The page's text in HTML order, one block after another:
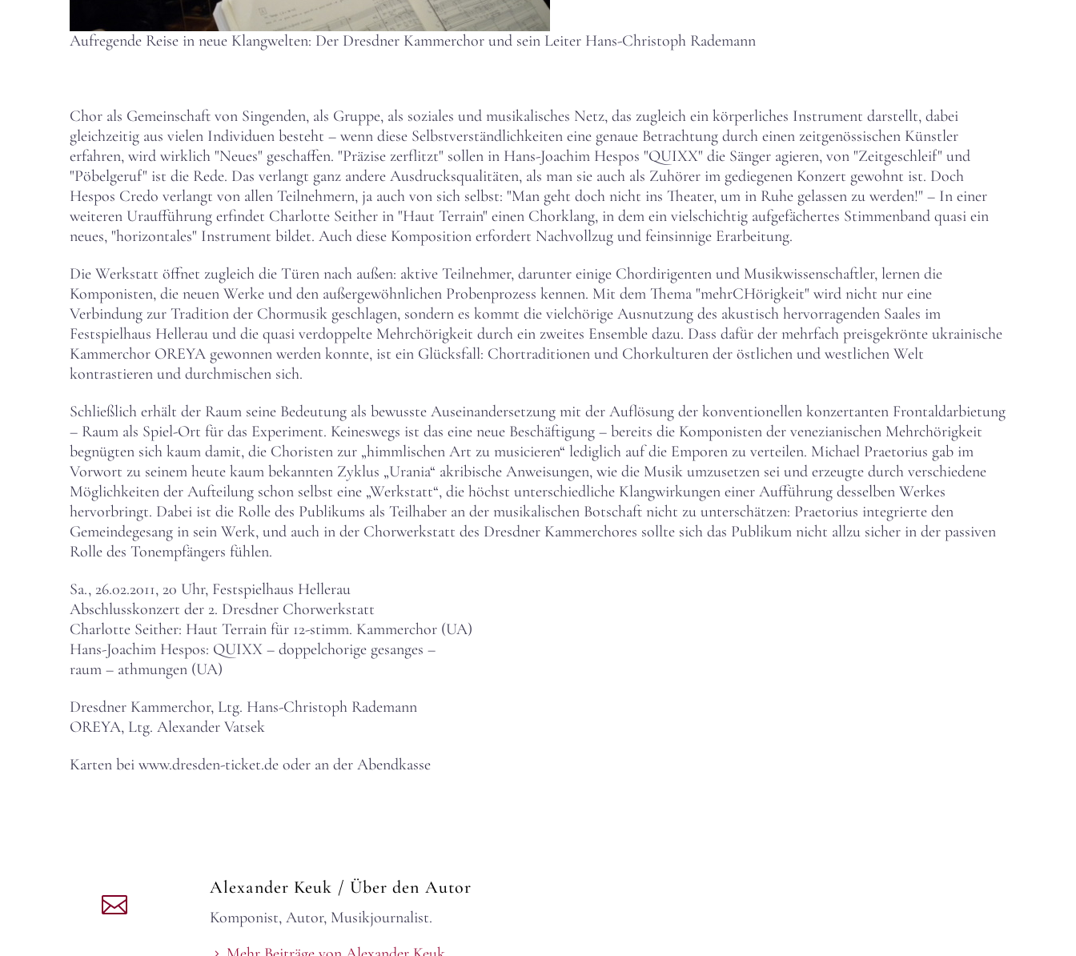
Aufregende Reise in neue Klangwelten: Der Dresdner Kammerchor und sein Leiter Hans-Christoph Rademann
Chor als Gemeinschaft von Singenden, als Gruppe, als soziales und musikalisches Netz, das zugleich ein körperliches Instrument darstellt, dabei
gleichzeitig aus vielen Individuen besteht – wenn diese Selbstverständlichkeiten eine genaue Betrachtung durch einen zeitgenössischen Künstler
erfahren, wird wirklich "Neues" geschaffen. "Präzise zerflitzt" sollen in Hans-Joachim Hespos "QUIXX" die Sänger agieren, von "Zeitgeschleif" und
"Pöbelgeruf" ist die Rede. Das verlangt ganz andere Ausdrucksqualitäten, als man sie auch als Zuhörer im gediegenen Konzert gewohnt ist. Doch
Hespos Credo verlangt von allen Teilnehmern, ja auch von sich selbst: "Man geht doch nicht ins Theater, um in Ruhe gelassen zu werden!" – In einer
weiteren Uraufführung erfindet Charlotte Seither in "Haut Terrain" einen Chorklang, in dem ein vielschichtig aufgefächertes Stimmenband quasi ein
neues, "horizontales" Instrument bildet. Auch diese Komposition erfordert Nachvollzug und feinsinnige Erarbeitung.
Die Werkstatt öffnet zugleich die Türen nach außen: aktive Teilnehmer, darunter einige Chordirigenten und Musikwissenschaftler, lernen die
Komponisten, die neuen Werke und den außergewöhnlichen Probenprozess kennen. Mit dem Thema "mehrCHörigkeit" wird nicht nur eine
Verbindung zur Tradition der Chormusik geschlagen, sondern es kommt die vielchörige Ausnutzung des akustisch hervorragenden Saales im
Festspielhaus Hellerau und die quasi verdoppelte Mehrchörigkeit durch ein zweites Ensemble dazu. Dass dafür der mehrfach preisgekrönte ukrainische
Kammerchor OREYA gewonnen werden konnte, ist ein Glücksfall: Chortraditionen und Chorkulturen der östlichen und westlichen Welt
kontrastieren und durchmischen sich.
Schließlich erhält der Raum seine Bedeutung als bewusste Auseinandersetzung mit der Auflösung der konventionellen konzertanten Frontaldarbietung
– Raum als Spiel-Ort für das Experiment. Keineswegs ist das eine neue Beschäftigung – bereits die Komponisten der venezianischen Mehrchörigkeit
begnügten sich kaum damit, die Choristen zur „himmlischen Art zu musicieren“ lediglich auf die Emporen zu verteilen. Michael Praetorius gab im
Vorwort zu seinem heute kaum bekannten Zyklus „Urania“ akribische Anweisungen, wie die Musik umzusetzen sei und erzeugte durch verschiedene
Möglichkeiten der Aufteilung schon selbst eine „Werkstatt“, die höchst unterschiedliche Klangwirkungen einer Aufführung desselben Werkes
hervorbringt. Dabei ist die Rolle des Publikums als Teilhaber an der musikalischen Botschaft nicht zu unterschätzen: Praetorius integrierte den
Gemeindegesang in sein Werk, und auch in der Chorwerkstatt des Dresdner Kammerchores sollte sich das Publikum nicht allzu sicher in der passiven
Rolle des Tonempfängers fühlen.
Sa., 26.02.2011, 20 Uhr, Festspielhaus Hellerau
Abschlusskonzert der 2. Dresdner Chorwerkstatt
Charlotte Seither: Haut Terrain für 12-stimm. Kammerchor (UA)
Hans-Joachim Hespos: QUIXX – doppelchorige gesanges –
raum – athmungen (UA)
Dresdner Kammerchor, Ltg. Hans-Christoph Rademann
OREYA, Ltg. Alexander Vatsek
Karten bei www.dresden-ticket.de oder an der Abendkasse
Alexander Keuk / Über den Autor
Komponist, Autor, Musikjournalist.